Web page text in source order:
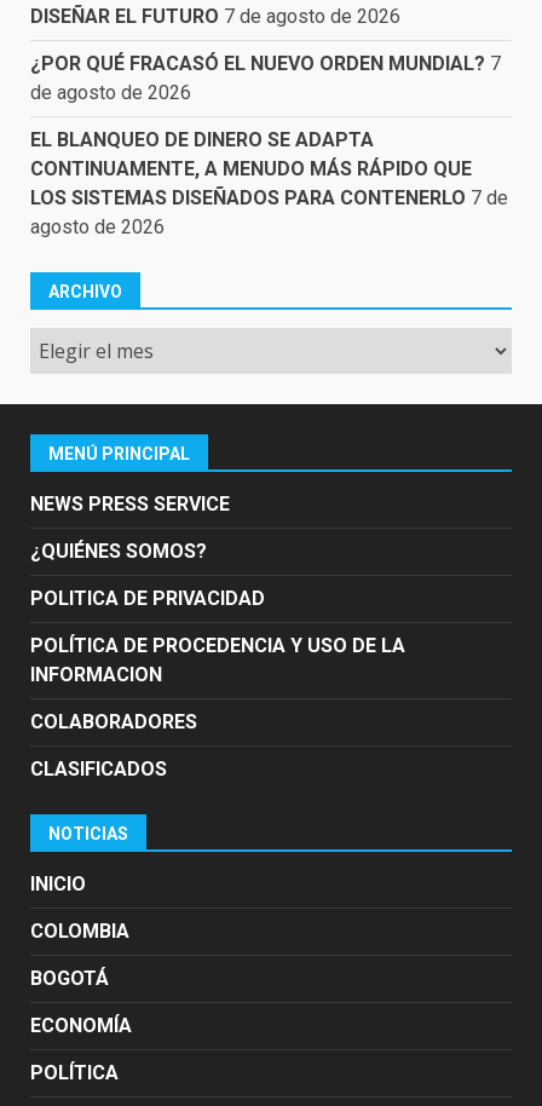
DISEÑAR EL FUTURO 7 de agosto de 2026
¿POR QUÉ FRACASÓ EL NUEVO ORDEN MUNDIAL? 7
de agosto de 2026
EL BLANQUEO DE DINERO SE ADAPTA
CONTINUAMENTE, A MENUDO MÁS RÁPIDO QUE
LOS SISTEMAS DISEÑADOS PARA CONTENERLO 7 de
agosto de 2026
ARCHIVO
Archivo
MENÚ PRINCIPAL
NEWS PRESS SERVICE
¿QUIÉNES SOMOS?
POLITICA DE PRIVACIDAD
POLÍTICA DE PROCEDENCIA Y USO DE LA
INFORMACION
COLABORADORES
CLASIFICADOS
NOTICIAS
INICIO
COLOMBIA
BOGOTÁ
ECONOMÍA
POLÍTICA